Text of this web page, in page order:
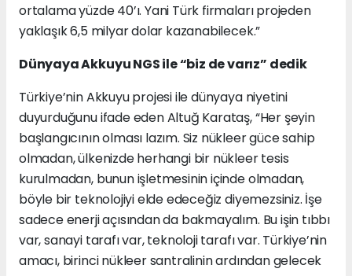
ortalama yüzde 40’ı. Yani Türk firmaları projeden
yaklaşık 6,5 milyar dolar kazanabilecek.”
Dünyaya Akkuyu NGS ile “biz de varız” dedik
Türkiye’nin Akkuyu projesi ile dünyaya niyetini
duyurduğunu ifade eden Altuğ Karataş, “Her şeyin
başlangıcının olması lazım. Siz nükleer güce sahip
olmadan, ülkenizde herhangi bir nükleer tesis
kurulmadan, bunun işletmesinin içinde olmadan,
böyle bir teknolojiyi elde edeceğiz diyemezsiniz. İşe
sadece enerji açısından da bakmayalım. Bu işin tıbbı
var, sanayi tarafı var, teknoloji tarafı var. Türkiye’nin
amacı, birinci nükleer santralinin ardından gelecek